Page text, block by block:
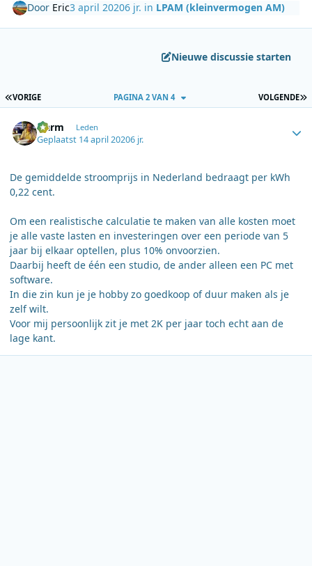
Door Eric3 april 20206 jr. in LPAM (kleinvermogen AM)
Nieuwe discussie starten
EERSTE PAGINA
VORIGE VOLGENDE
PAGINA 2 VAN 4
Harm Leden
Geplaatst 14 april 20206 jr.
De gemiddelde stroomprijs in Nederland bedraagt per kWh
0,22 cent.
Om een realistische calculatie te maken van alle kosten moet
je alle vaste lasten en investeringen over een periode van 5
jaar bij elkaar optellen, plus 10% onvoorzien.
Daarbij heeft de één een studio, de ander alleen een PC met
software.
In die zin kun je je hobby zo goedkoop of duur maken als je
zelf wilt.
Voor mij persoonlijk zit je met 2K per jaar toch echt aan de
lage kant.